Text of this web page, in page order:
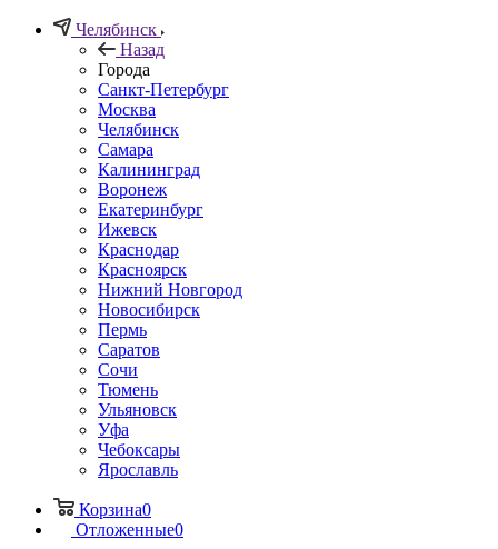
Челябинск
Назад
Города
Санкт-Петербург
Москва
Челябинск
Самара
Калининград
Воронеж
Екатеринбург
Ижевск
Краснодар
Красноярск
Нижний Новгород
Новосибирск
Пермь
Саратов
Сочи
Тюмень
Ульяновск
Уфа
Чебоксары
Ярославль
Корзина0
Отложенные0